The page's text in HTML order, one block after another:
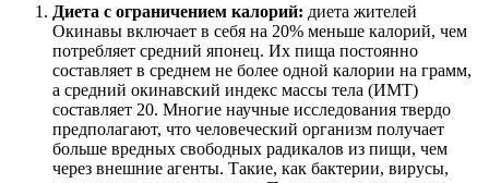
Диета с ограничением калорий: диета жителей
Окинавы включает в себя на 20% меньше калорий, чем
потребляет средний японец. Их пища постоянно
составляет в среднем не более одной калории на грамм,
а средний окинавский индекс массы тела (ИМТ)
составляет 20. Многие научные исследования твердо
предполагают, что человеческий организм получает
больше вредных свободных радикалов из пищи, чем
через внешние агенты. Такие, как бактерии, вирусы,